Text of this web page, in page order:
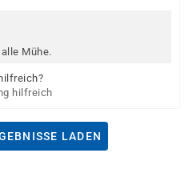
Mühe.
hilfreich
LADEN